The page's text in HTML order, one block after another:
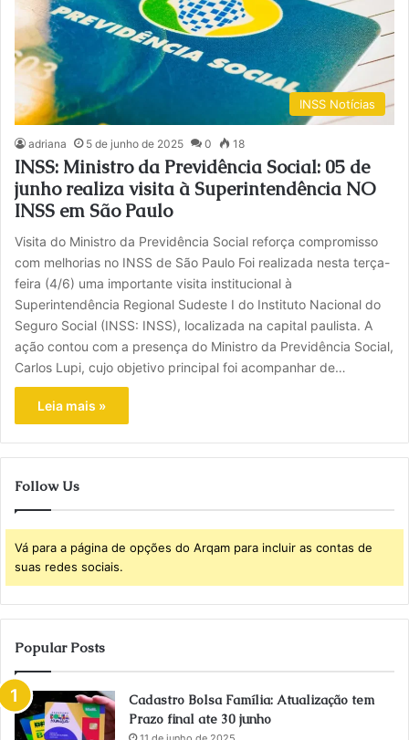
INSS Notícias
adriana 5 de junho de 2025 0 18
INSS: Ministro da Previdência Social: 05 de
junho realiza visita à Superintendência NO
INSS em São Paulo
Visita do Ministro da Previdência Social reforça compromisso
com melhorias no INSS de São Paulo Foi realizada nesta terça-
feira (4/6) uma importante visita institucional à
Superintendência Regional Sudeste I do Instituto Nacional do
Seguro Social (INSS: INSS), localizada na capital paulista. A
ação contou com a presença do Ministro da Previdência Social,
Carlos Lupi, cujo objetivo principal foi acompanhar de…
Leia mais »
Follow Us
Vá para a página de opções do Arqam para incluir as contas de
suas redes sociais.
Popular Posts
Cadastro Bolsa Família: Atualização tem
Prazo final ate 30 junho